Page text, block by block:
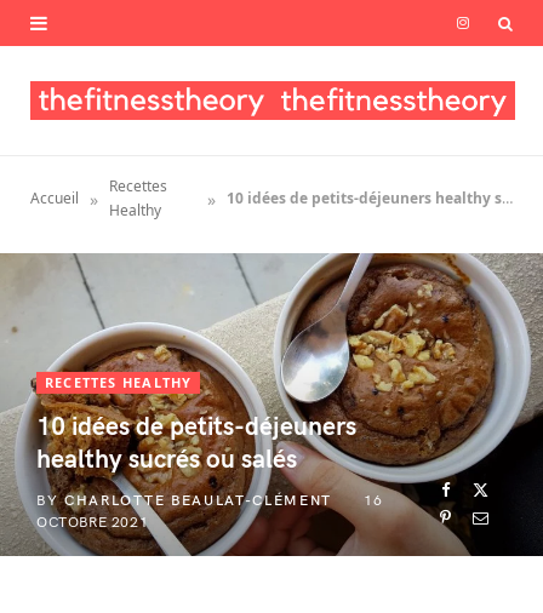
I
s
a
g
r
a
m
Accueil »
Recettes
Healthy
» 10 idées de petits-déjeuners healthy sucrés ou salés
RECETTES HEALTHY
10 idées de petits-déjeuners
healthy sucrés ou salés
BY CHARLOTTE BEAULAT-CLÉMENT
16
OCTOBRE 2021